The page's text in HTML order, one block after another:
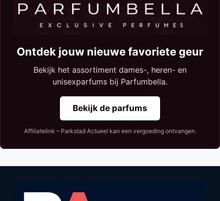
Ontdek jouw nieuwe favoriete geur
Bekijk het assortiment dames-, heren- en
unisexparfums bij Parfumbella.
Bekijk de parfums
Affiliatelink – Parkstad Actueel kan een vergoeding ontvangen.